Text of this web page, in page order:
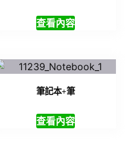
查看內容
筆記本+筆
查看內容